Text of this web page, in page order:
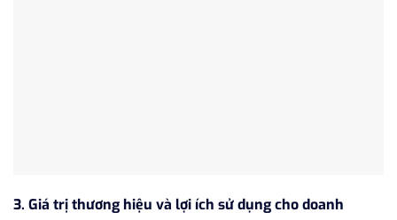
3. Giá trị thương hiệu và lợi ích sử dụng cho doanh